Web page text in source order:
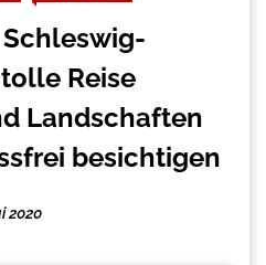
Reise
Landschaften
besichtigen
2020